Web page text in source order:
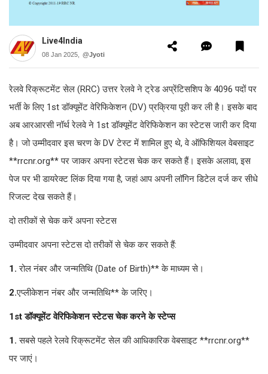
Live4India
08 Jan 2025, @Jyoti
रेलवे रिक्रूटमेंट सेल (RRC) उत्तर रेलवे ने ट्रेड अप्रेंटिसशिप के 4096 पदों पर
भर्ती के लिए 1st डॉक्यूमेंट वेरिफिकेशन (DV) प्रक्रिया पूरी कर ली है। इसके बाद
अब आरआरसी नॉर्थ रेलवे ने 1st डॉक्यूमेंट वेरिफिकेशन का स्टेटस जारी कर दिया
है। जो उम्मीदवार इस चरण के DV टेस्ट में शामिल हुए थे, वे ऑफिशियल वेबसाइट
**rrcnr.org** पर जाकर अपना स्टेटस चेक कर सकते हैं। इसके अलावा, इस
पेज पर भी डायरेक्ट लिंक दिया गया है, जहां आप अपनी लॉगिन डिटेल दर्ज कर सीधे
रिजल्ट देख सकते हैं।
दो तरीकों से चेक करें अपना स्टेटस
उम्मीदवार अपना स्टेटस दो तरीकों से चेक कर सकते हैं:
1.रोल नंबर और जन्मतिथि (Date of Birth)** के माध्यम से।
2.एप्लीकेशन नंबर और जन्मतिथि** के जरिए।
1st डॉक्यूमेंट वेरिफिकेशन स्टेटस चेक करने के स्टेप्स
1.सबसे पहले रेलवे रिक्रूटमेंट सेल की आधिकारिक वेबसाइट **rrcnr.org**
पर जाएं।